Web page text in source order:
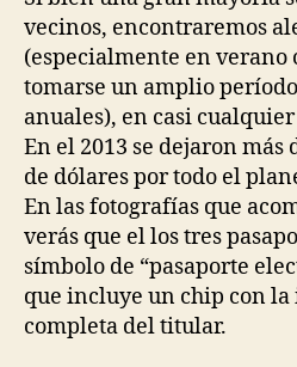
vecinos, encontraremos
(especialmente en verano
tomarse un amplio
anuales), en casi
En el 2013 se dejaron
de dólares por todo el
En las fotografías que
verás que el los tres
símbolo de “pasaporte
que incluye un chip con
completa del titular.